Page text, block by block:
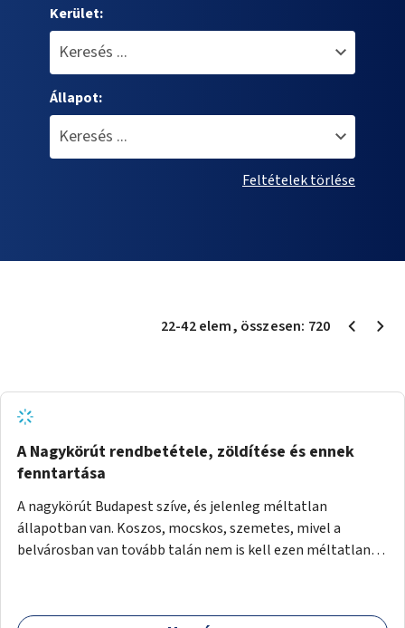
Kerület:
Állapot:
Feltételek törlése
22-42elem, összesen: 720
A Nagykörút rendbetétele, zöldítése és ennek
fenntartása
A nagykörút Budapest szíve, és jelenleg méltatlan
állapotban van. Koszos, mocskos, szemetes, mivel a
belvárosban van tovább talán nem is kell ezen méltatlan,
tisztán tartásával, és nagy szükség lenne megfelelő